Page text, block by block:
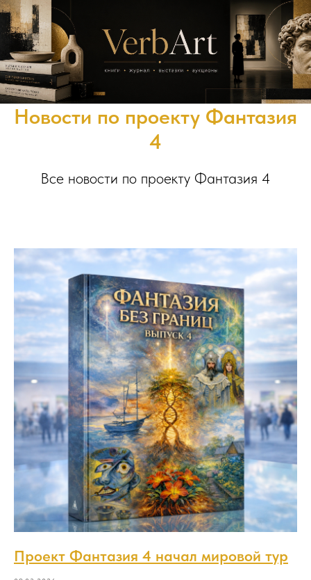
Новости по проекту Фантазия
4
Все новости по проекту Фантазия 4
Проект Фантазия 4 начал мировой тур